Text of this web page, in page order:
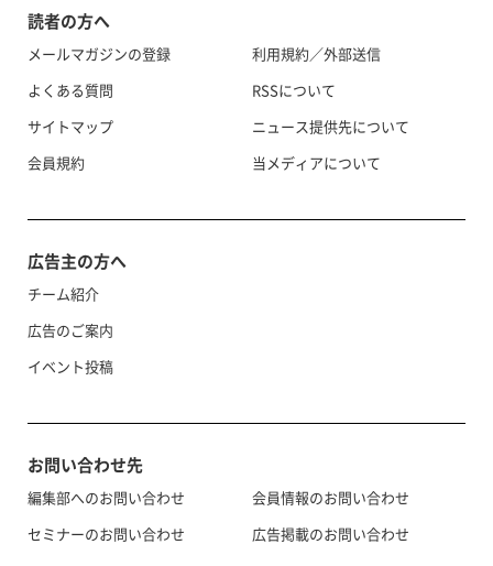
読者の方へ
メールマガジンの登録
よくある質問
サイトマップ
会員規約
利用規約／外部送信
RSSについて
ニュース提供先について
当メディアについて
広告主の方へ
チーム紹介
広告のご案内
イベント投稿
お問い合わせ先
編集部へのお問い合わせ
セミナーのお問い合わせ
会員情報のお問い合わせ
広告掲載のお問い合わせ